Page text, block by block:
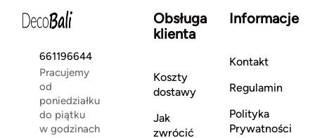
661196644
Pracujemy
od
poniedziałku
do piątku
w godzinach
Obsługa
klienta
Koszty
dostawy
Jak
zwrócić
Informacje
Kontakt
Regulamin
Polityka
Prywatności